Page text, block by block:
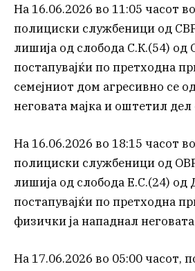
На 16.06.2026 во 11:05 часот
полициски службеници од
лишија од слобода С.К.(54) од
постапувајќи по претходна
семејниот дом агресивно се
неговата мајка и оштетил
На 16.06.2026 во 18:15 часот
полициски службеници од
лишија од слобода Е.С.(24) од
постапувајќи по претходна
физички ја нападнал
На 17.06.2026 во 05:00 часот,